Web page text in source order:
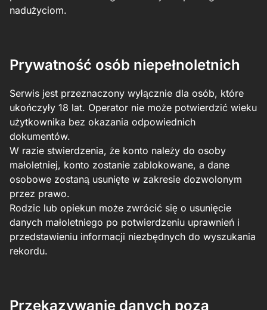
nadużyciom.
Prywatność osób niepełnoletnich
Serwis jest przeznaczony wyłącznie dla osób, które
ukończyły 18 lat. Operator nie może potwierdzić wieku
użytkownika bez okazania odpowiednich
dokumentów.
W razie stwierdzenia, że konto należy do osoby
małoletniej, konto zostanie zablokowane, a dane
osobowe zostaną usunięte w zakresie dozwolonym
przez prawo.
Rodzic lub opiekun może zwrócić się o usunięcie
danych małoletniego po potwierdzeniu uprawnień i
przedstawieniu informacji niezbędnych do wyszukania
rekordu.
Przekazywanie danych poza